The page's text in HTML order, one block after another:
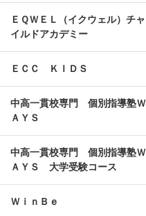
ＥＱＷＥＬ（イクウェル）チャ
イルドアカデミー
ＥＣＣ ＫＩＤＳ
中高一貫校専門 個別指導塾Ｗ
ＡＹＳ
中高一貫校専門 個別指導塾Ｗ
ＡＹＳ 大学受験コース
ＷｉｎＢｅ